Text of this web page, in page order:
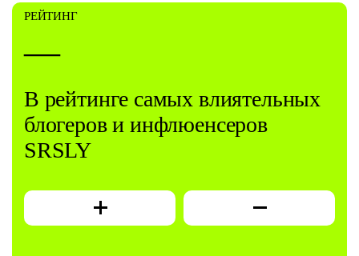
РЕЙТИНГ
—
В рейтинге самых влиятельных
блогеров и инфлюенсеров
SRSLY